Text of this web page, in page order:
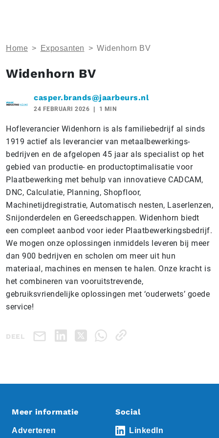
Home > Exposanten > Widenhorn BV
Widenhorn BV
casper.brands@jaarbeurs.nl
24 FEBRUARI 2026 1 MIN
Hofleverancier Widenhorn is als familiebedrijf al sinds
1919 actief als leverancier van metaalbewerkings-
bedrijven en de afgelopen 45 jaar als specialist op het
gebied van productie- en productoptimalisatie voor
Plaatbewerking met behulp van innovatieve CADCAM,
DNC, Calculatie, Planning, Shopfloor,
Machinetijdregistratie, Automatisch nesten, Laserlenzen,
Snijonderdelen en Gereedschappen. Widenhorn biedt
een compleet aanbod voor ieder Plaatbewerkingsbedrijf.
We mogen onze oplossingen inmiddels leveren bij meer
dan 900 bedrijven en scholen om meer uit hun
materiaal, machines en mensen te halen. Onze kracht is
het combineren van vooruitstrevende,
gebruiksvriendelijke oplossingen met ‘ouderwets’ goede
service!
DEEL
Meer informatie
Adverteren
Social
LinkedIn